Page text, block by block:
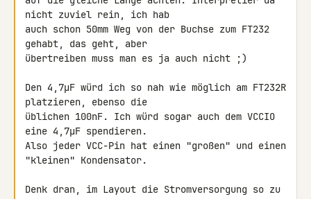
nicht zuviel rein, ich hab
auch schon 50mm Weg von der Buchse zum FT232
gehabt, das geht, aber
übertreiben muss man es ja auch nicht ;)
Den 4,7µF würd ich so nah wie möglich am FT232R
platzieren, ebenso die
üblichen 100nF. Ich würd sogar auch dem VCCIO
eine 4,7µF spendieren.
Also jeder VCC-Pin hat einen "großen" und einen
"kleinen" Kondensator.
Denk dran, im Layout die Stromversorgung so zu